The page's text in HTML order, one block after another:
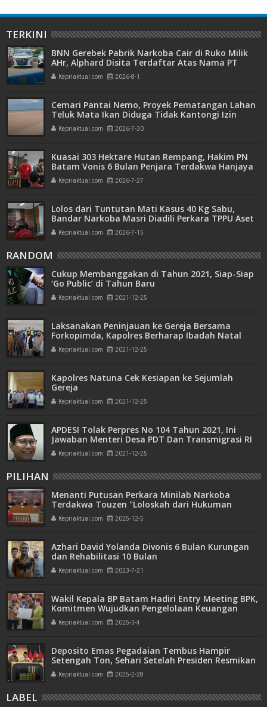
TERKINI
BNN Gerebek Pabrik Narkoba Cair di Ruko Milik
AHr, Alphard Disita Terdaftar Atas Nama PT
Mitra Usaha Properti
Kepriaktual.com 2026-8-1
Cemari Pantai Nemo, Proyek Pematangan Lahan
Teluk Mata Ikan Diduga Tidak Kantongi Izin
Amdal
Kepriaktual.com 2026-7-30
Kuasai 303 Hektare Hutan Rempang, Hakim PN
Batam Vonis 6 Bulan Penjara Terdakwa Hanjaya
Kepriaktual.com 2026-7-27
Lolos dari Tuntutan Mati Kasus 40 Kg Sabu,
Bandar Narkoba Masri Diadili Perkara TPPU Aset
Miliaran
Kepriaktual.com 2026-7-15
RANDOM
Cukup Membanggakan di Tahun 2021, Siap-Siap
‘Go Public’ di Tahun Baru
Kepriaktual.com 2021-12-25
Laksanakan Peninjauan ke Gereja Bersama
Forkopimda, Kapolres Berharap Ibadah Natal
2021 Berlangsung Aman dan Damai
Kepriaktual.com 2021-12-25
Kapolres Natuna Cek Kesiapan ke Sejumlah
Gereja
Kepriaktual.com 2021-12-25
APDESI Tolak Perpres No 104 Tahun 2021, Ini
Jawaban Menteri Desa PDT Dan Transmigrasi RI
Kepriaktual.com 2021-12-25
PILIHAN
Menanti Putusan Perkara Minilab Narkoba
Terdakwa Touzen "Loloskah dari Hukuman
Seumur Hidup atau Mati"
Kepriaktual.com 2025-12-5
Azhari David Yolanda Divonis 6 Bulan Kurungan
dan Rehabilitasi 10 Bulan
Kepriaktual.com 2023-7-21
Wakil Kepala BP Batam Hadiri Entry Meeting BPK,
Komitmen Wujudkan Pengelolaan Keuangan
Transparan dan Akuntabel
Kepriaktual.com 2025-3-4
Deposito Emas Pegadaian Tembus Hampir
Setengah Ton, Sehari Setelah Presiden Resmikan
Bank Emas
Kepriaktual.com 2025-2-28
LABEL